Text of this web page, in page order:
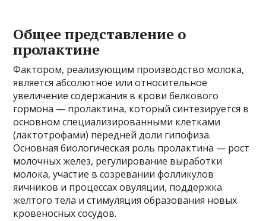
Общее представление о
пролактине
Фактором, реализующим производство молока,
является абсолютное или относительное
увеличение содержания в крови белкового
гормона — пролактина, который синтезируется в
основном специализированными клетками
(лактотрофами) передней доли гипофиза.
Основная биологическая роль пролактина — рост
молочных желез, регулирование выработки
молока, участие в созревании фолликулов
яичников и процессах овуляции, поддержка
желтого тела и стимуляция образования новых
кровеносных сосудов.